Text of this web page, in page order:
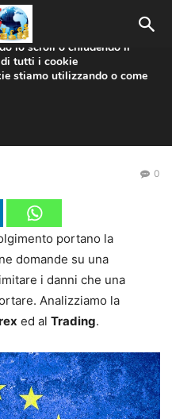
il rischio
0
portano la
domande su una
i danni che una
Analizziamo la
ed al Trading.
esperienza sul nostro
lo scroll o chiudendo il
di tutti i cookie
stiamo utilizzando o come